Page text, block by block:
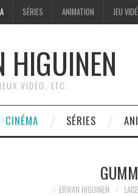
SÉRIES ANIMATION JEU
HIGUINEN
VIDÉO, ETC.
CINÉMA SÉRIES
ERWAN HIGUINEN